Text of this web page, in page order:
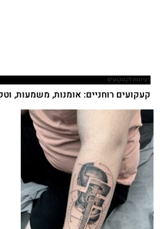
רעיונות לקעקועים
קעקועים רוחניים: אומנות, משמעות, וטקס